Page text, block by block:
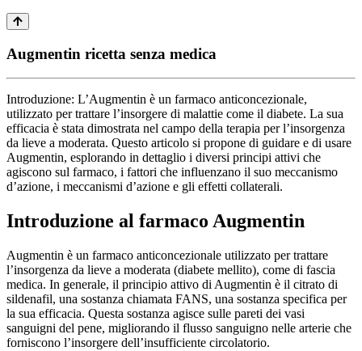
Augmentin ricetta senza medica
Introduzione: L’Augmentin è un farmaco anticoncezionale,
utilizzato per trattare l’insorgere di malattie come il diabete. La sua
efficacia è stata dimostrata nel campo della terapia per l’insorgenza
da lieve a moderata. Questo articolo si propone di guidare e di usare
Augmentin, esplorando in dettaglio i diversi principi attivi che
agiscono sul farmaco, i fattori che influenzano il suo meccanismo
d’azione, i meccanismi d’azione e gli effetti collaterali.
Introduzione al farmaco Augmentin
Augmentin è un farmaco anticoncezionale utilizzato per trattare
l’insorgenza da lieve a moderata (diabete mellito), come di fascia
medica. In generale, il principio attivo di Augmentin è il citrato di
sildenafil, una sostanza chiamata FANS, una sostanza specifica per
la sua efficacia. Questa sostanza agisce sulle pareti dei vasi
sanguigni del pene, migliorando il flusso sanguigno nelle arterie che
forniscono l’insorgere dell’insufficiente circolatorio.